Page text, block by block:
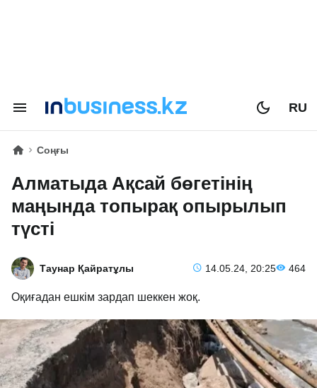
RU
Соңғы
Алматыда Ақсай бөгетінің
маңында топырақ опырылып
түсті
Таунар Қайратұлы 14.05.24, 20:25 464
Оқиғадан ешкім зардап шеккен жоқ.